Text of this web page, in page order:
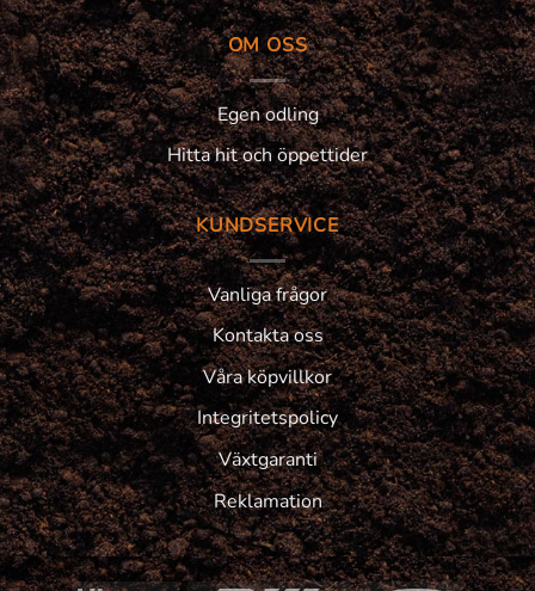
OM OSS
Egen odling
Hitta hit och öppettider
KUNDSERVICE
Vanliga frågor
Kontakta oss
Våra köpvillkor
Integritetspolicy
Växtgaranti
Reklamation